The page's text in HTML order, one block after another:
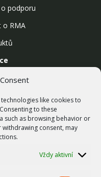
like cookies to
to these
such as browsing behavior or
consent, may
Vždy aktivní
podporu
o RMA